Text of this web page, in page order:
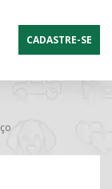
CADASTRE-SE